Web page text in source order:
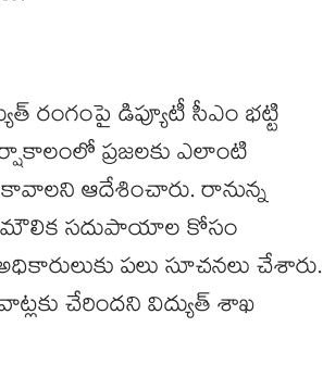
రంగంపై డిప్యూటీ సీఎం భట్టి
ప్రజ‌‌‌‌‌‌‌‌‌‌‌‌‌‌‌‌‌‌‌‌‌‌‌‌‌‌‌‌‌‌‌‌‌‌‌‌‌‌‌‌‌‌‌‌‌‌‌‌‌‌‌‌‌‌‌‌‌‌‌‌‌‌‌‌‌‌‌‌‌‌‌‌‌‌‌‌‌‌‌‌‌‌‌‌‌‌‌‌‌‌‌‌‌‌‌‌‌‌‌‌‌‌‌‌‌‌‌‌‌‌‌‌‌‌‌‌‌‌‌‌‌‌‌‌‌‌‌‌ల‌‌‌‌‌‌‌‌‌‌‌‌‌‌‌‌‌‌‌‌‌‌‌‌‌‌‌‌‌‌‌‌‌‌‌‌‌‌‌‌‌‌‌‌‌‌‌‌‌‌‌‌‌‌‌‌‌‌‌‌‌‌‌‌‌‌‌‌‌‌‌‌‌‌‌‌‌‌‌‌‌‌‌‌‌‌‌‌‌‌‌‌‌‌‌‌‌‌‌‌‌‌‌‌‌‌‌‌‌‌‌‌‌‌‌‌‌‌‌‌‌‌‌‌‌‌‌‌కు ఎలాంటి
కావాలని ఆదేశించారు. రానున్న
మౌలిక సదుపాయాల కోసం
ప‌‌‌‌‌‌‌‌‌‌‌‌‌‌‌‌‌‌‌‌‌‌‌‌‌‌‌‌‌‌‌‌‌‌‌‌‌‌‌‌‌‌‌‌‌‌‌‌‌‌‌‌‌‌‌‌‌‌‌‌‌‌‌‌‌‌‌‌‌‌‌‌‌‌‌‌‌‌‌‌‌‌‌‌‌‌‌‌‌‌‌‌‌‌‌‌‌‌‌‌‌‌‌‌‌‌‌‌‌‌‌‌‌‌‌‌‌‌‌‌‌‌‌‌‌‌‌‌లు సూచ‌‌‌‌‌‌‌‌‌‌‌‌‌‌‌‌‌‌‌‌‌‌‌‌‌‌‌‌‌‌‌‌‌‌‌‌‌‌‌‌‌‌‌‌‌‌‌‌‌‌‌‌‌‌‌‌‌‌‌‌‌‌‌‌‌‌‌‌‌‌‌‌‌‌‌‌‌‌‌‌‌‌‌‌‌‌‌‌‌‌‌‌‌‌‌‌‌‌‌‌‌‌‌‌‌‌‌‌‌‌‌‌‌‌‌‌‌‌‌‌‌‌‌‌‌‌‌‌న‌‌‌‌‌‌‌‌‌‌‌‌‌‌‌‌‌‌‌‌‌‌‌‌‌‌‌‌‌‌‌‌‌‌‌‌‌‌‌‌‌‌‌‌‌‌‌‌‌‌‌‌‌‌‌‌‌‌‌‌‌‌‌‌‌‌‌‌‌‌‌‌‌‌‌‌‌‌‌‌‌‌‌‌‌‌‌‌‌‌‌‌‌‌‌‌‌‌‌‌‌‌‌‌‌‌‌‌‌‌‌‌‌‌‌‌‌‌‌‌‌‌‌‌‌‌‌‌లు చేశారు.
చేరింద‌‌‌‌‌‌‌‌‌‌‌‌‌‌‌‌‌‌‌‌‌‌‌‌‌‌‌‌‌‌‌‌‌‌‌‌‌‌‌‌‌‌‌‌‌‌‌‌‌‌‌‌‌‌‌‌‌‌‌‌‌‌‌‌‌‌‌‌‌‌‌‌‌‌‌‌‌‌‌‌‌‌‌‌‌‌‌‌‌‌‌‌‌‌‌‌‌‌‌‌‌‌‌‌‌‌‌‌‌‌‌‌‌‌‌‌‌‌‌‌‌‌‌‌‌‌‌‌ని విద్యుత్​ శాఖ